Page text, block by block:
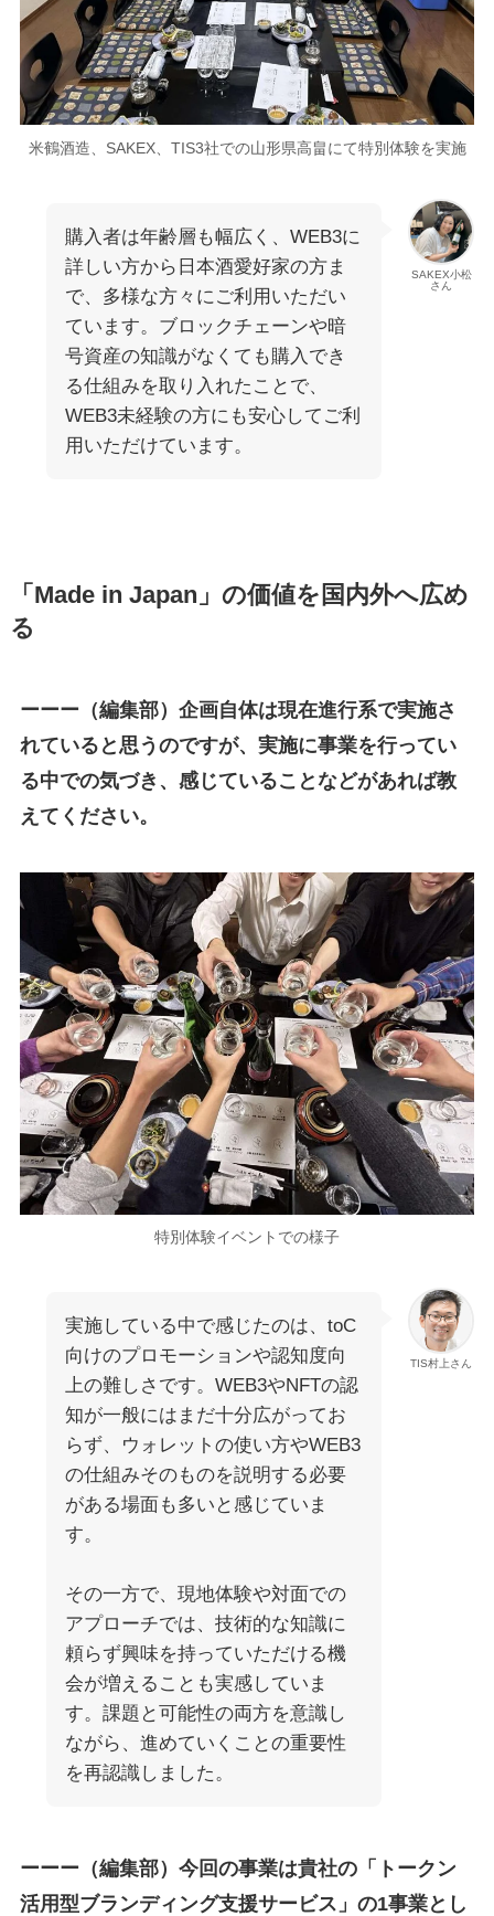
米鶴酒造、SAKEX、TIS3社での山形県高畠にて特別体験を実施
SAKEX小松
さん
購入者は年齢層も幅広く、WEB3に
詳しい方から日本酒愛好家の方ま
で、多様な方々にご利用いただい
ています。ブロックチェーンや暗
号資産の知識がなくても購入でき
る仕組みを取り入れたことで、
WEB3未経験の方にも安心してご利
用いただけています。
「 Made in Japan 」 の価値を国内外へ広め
る
ーーー（編集部）企画自体は現在進行系で実施さ
れていると思うのですが、実施に事業を行ってい
る中での気づき、感じていることなどがあれば教
えてください。
特別体験イベントでの様子
TIS村上さん
実施している中で感じたのは、toC
向けのプロモーションや認知度向
上の難しさです。WEB3やNFTの認
知が一般にはまだ十分広がってお
らず、ウォレットの使い方やWEB3
の仕組みそのものを説明する必要
がある場面も多いと感じていま
す。
その一方で、現地体験や対面での
アプローチでは、技術的な知識に
頼らず興味を持っていただける機
会が増えることも実感していま
す。課題と可能性の両方を意識し
ながら、進めていくことの重要性
を再認識しました。
ーーー（編集部）今回の事業は貴社の「トークン
活用型ブランディング支援サービス」の1事業とし